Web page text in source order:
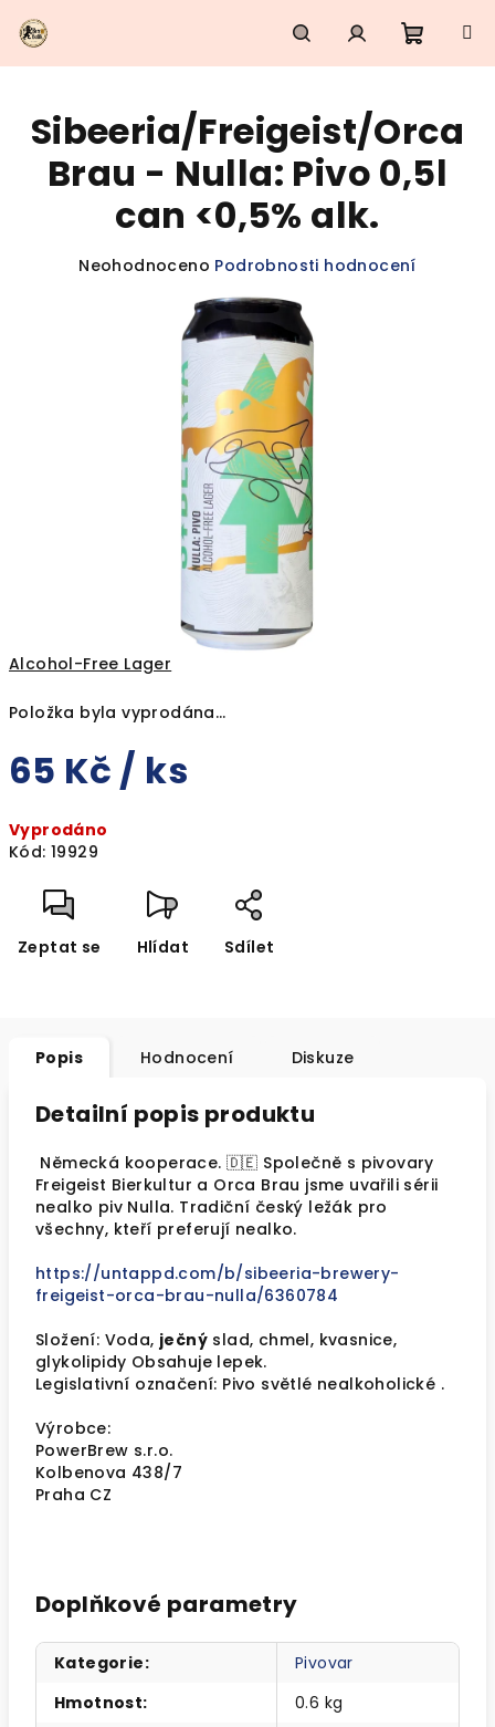
na
obsah
HledatPřihlášení
košík
Alcohol-Free Lager
Položka byla vyprodána…
65 Kč / ks
cena:
Vyprodáno
Kód: 19929
Zeptat se Hlídat Sdílet
Sibeeria/Freigeist/Orca
Brau - Nulla: Pivo 0,5l
can <0,5% alk.
Průměrné
Neohodnoceno Podrobnosti hodnocení
Popis Hodnocení Diskuze
Detailní popis produktu
Německá kooperace. 🇩🇪 Společně s pivovary
Freigeist Bierkultur a Orca Brau jsme uvařili sérii
nealko piv Nulla. Tradiční český ležák pro
všechny, kteří preferují nealko.
https://untappd.com/b/sibeeria-brewery-
freigeist-orca-brau-nulla/6360784
Složení: Voda, ječný slad, chmel, kvasnice,
glykolipidy Obsahuje lepek.
Legislativní označení: Pivo světlé nealkoholické .
Výrobce:
PowerBrew s.r.o.
Kolbenova 438/7
Praha CZ
Doplňkové parametry
Kategorie:
Pivovar
Hmotnost:
0.6 kg